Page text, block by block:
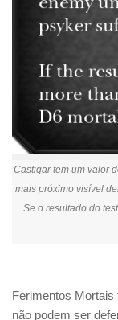
Castigar tem um valor
mais próximo visível
Se o resultado do
Ferimentos
não podem ser